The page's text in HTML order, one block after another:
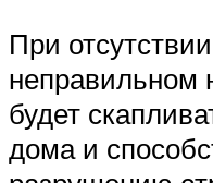
При
неправильном
будет
дома и